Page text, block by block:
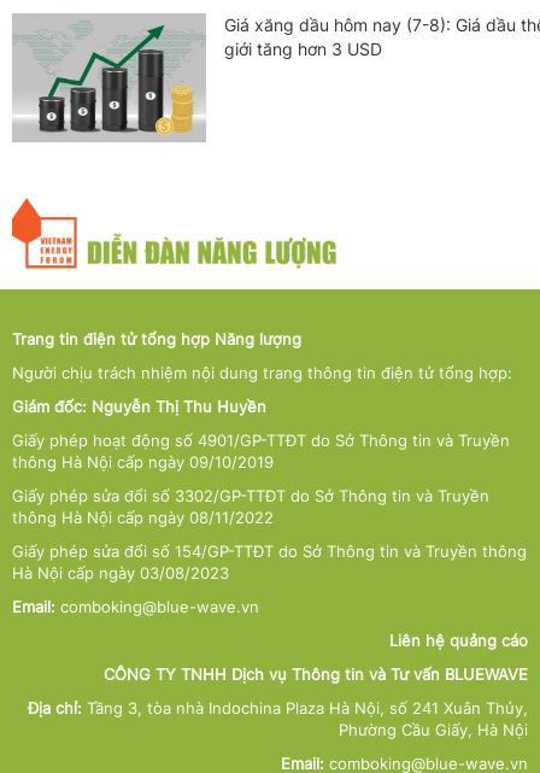
Giá xăng dầu hôm nay (7-8): Giá dầu
giới tăng hơn 3 USD
Trang tin điện tử tổng hợp Năng lượng
Người chịu trách nhiệm nội dung trang thông tin điện tử tổng hợp:
Giám đốc: Nguyễn Thị Thu Huyền
Giấy phép hoạt động số 4901/GP-TTĐT do Sở Thông tin và Truyền
thông Hà Nội cấp ngày 09/10/2019
Giấy phép sửa đổi số 3302/GP-TTĐT do Sở Thông tin và Truyền
thông Hà Nội cấp ngày 08/11/2022
Giấy phép sửa đổi số 154/GP-TTĐT do Sở Thông tin và Truyền thông
Hà Nội cấp ngày 03/08/2023
Email: comboking@blue-wave.vn
Liên hệ quảng cáo
CÔNG TY TNHH Dịch vụ Thông tin và Tư vấn BLUEWAVE
Địa chỉ: Tầng 3, tòa nhà Indochina Plaza Hà Nội, số 241 Xuân Thủy,
Phường Cầu Giấy, Hà Nội
Email: comboking@blue-wave.vn